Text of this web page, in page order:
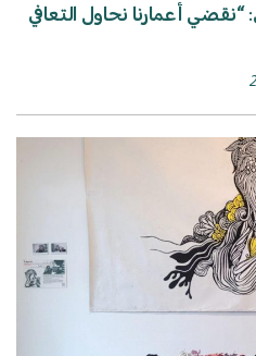
“نقضي أعمارنا نحاول التعافي